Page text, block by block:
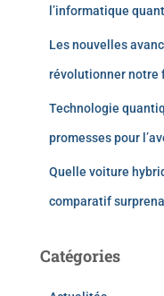
l’informatique
Les nouvelles
révolutionner notre
Technologie
promesses pour
Quelle voiture
comparatif
Catégories